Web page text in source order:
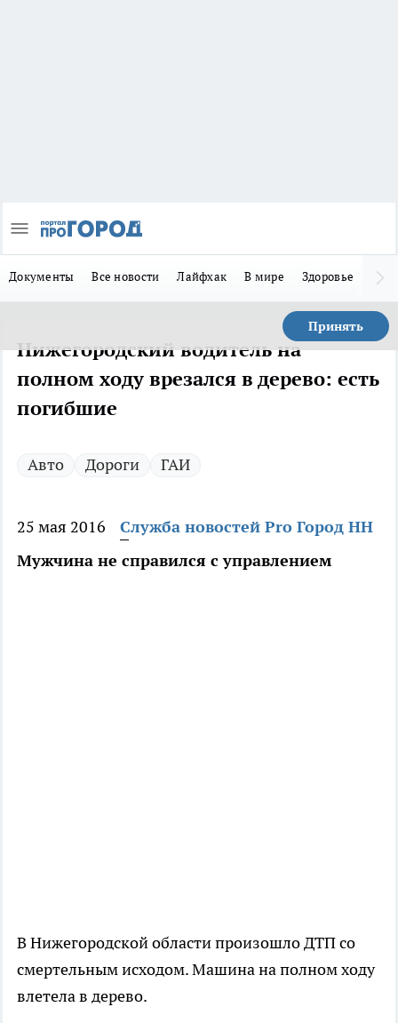
Документы Все новости Лайфхак В мире Здоровье
Принять
Нижегородский водитель на
полном ходу врезался в дерево: есть
погибшие
Авто Дороги ГАИ
25 мая 2016
Служба новостей Pro Город НН
Мужчина не справился с управлением
В Нижегородской области произошло ДТП со
смертельным исходом. Машина на полном ходу
влетела в дерево.